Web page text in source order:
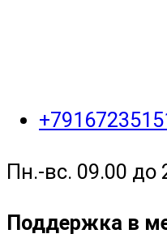
Пн.-вс. 09.00 до
Поддержка в